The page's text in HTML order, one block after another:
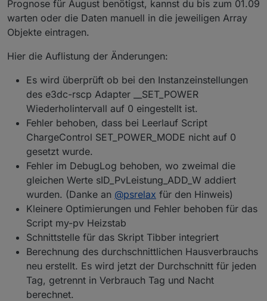
2024-08-06 15:32:48.204
- [32minfo[39m:
2024-08-06 15:32:48.246
- [32minfo[39m:
2024-08-06 15:32:48.246
2024-08-06 15:32:48.249
- [32minfo[39m:
2024-08-06 15:32:48.295
- [32minfo[39m:
2024-08-06 15:32:48.295
[32minfo[39m:
2024-08-06 15:32:48.295
- [32minfo[39m:
2024-08-06 15:32:48.295
- [33mwarn[39m:
Ladestärke(Watt). Ist evtl hilfreich, wenn benutzer
deines Scripts etwas manuell machen wollen.
Prognose für August benötigst, kannst du bis zum 01.09
warten oder die Daten manuell in die jeweiligen Array
Objekte eintragen.
Hier die Auflistung der Änderungen:
Es wird überprüft ob bei den Instanzeinstellungen
des e3dc-rscp Adapter __SET_POWER
Wiederholintervall auf 0 eingestellt ist.
Fehler behoben, dass bei Leerlauf Script
ChargeControl SET_POWER_MODE nicht auf 0
gesetzt wurde.
Fehler im DebugLog behoben, wo zweimal die
gleichen Werte sID_PvLeistung_ADD_W addiert
wurden. (Danke an @psrelax für den Hinweis)
Kleinere Optimierungen und Fehler behoben für das
Script my-pv Heizstab
Schnittstelle für das Skript Tibber integriert
Berechnung des durchschnittlichen Hausverbrauchs
neu erstellt. Es wird jetzt der Durchschnitt für jeden
Tag, getrennt in Verbrauch Tag und Nacht
berechnet.